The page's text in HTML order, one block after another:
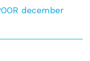
december